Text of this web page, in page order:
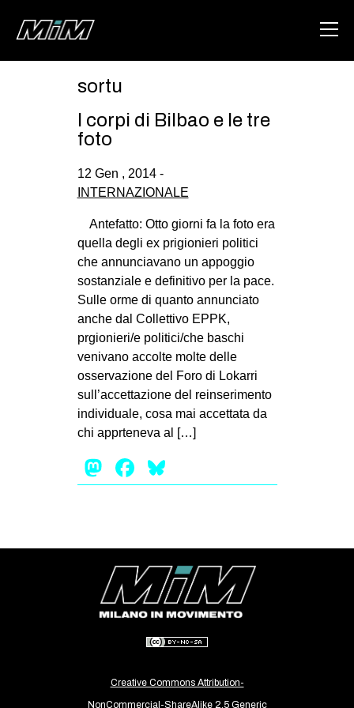
DEGENERAZIONE
GAZA FREESTYLE
CSOA LAMBRETTA
MSM
STUDENTI TSUNAMI
ZAM
MILANO
MOBILITAZIONI
SPAZI
MOVIMENTI
GENERI
MIGRAZIONI
PRECARIATO
STUDENTI
sortu
I corpi di Bilbao e le tre
foto
12 Gen , 2014 -
INTERNAZIONALE
Antefatto: Otto giorni fa la foto era
quella degli ex prigionieri politici
che annunciavano un appoggio
sostanziale e definitivo per la pace.
Sulle orme di quanto annunciato
anche dal Collettivo EPPK,
prgionieri/e politici/che baschi
venivano accolte molte delle
osservazione del Foro di Lokarri
sull’accettazione del reinserimento
individuale, cosa mai accettata da
chi apprteneva al […]
Mastodon
Facebook
Creative Commons Attribution-
NonCommercial-ShareAlike 2.5 Generic